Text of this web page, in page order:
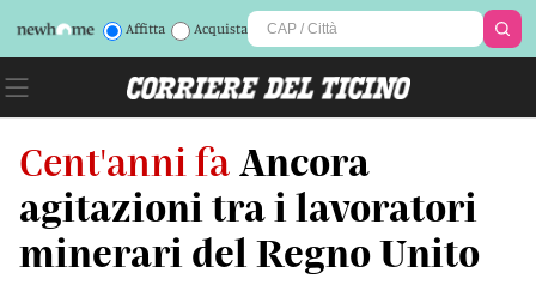
Affitta Acquista
Cent'anni fa Ancora
agitazioni tra i lavoratori
minerari del Regno Unito